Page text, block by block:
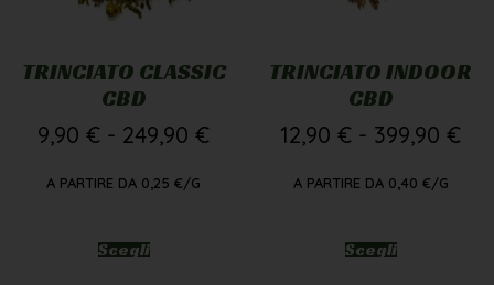
TRINCIATO CLASSIC
CBD
9,90 € - 249,90 €
A PARTIRE DA 0,25 €/G
Scegli
TRINCIATO INDOOR
CBD
12,90 € - 399,90 €
A PARTIRE DA 0,40 €/G
Scegli